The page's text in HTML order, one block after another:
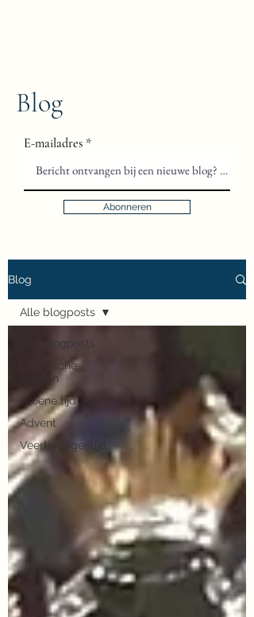
Blog
E-mailadres
Abonneren
Blog
Alle blogposts
Liturgische
feesten
Groene tijd
Advent
Veertigdagentijd
Alle blogposts